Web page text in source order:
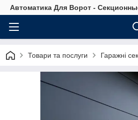
Автоматика Для Ворот -
Товари та послуги Гаражні